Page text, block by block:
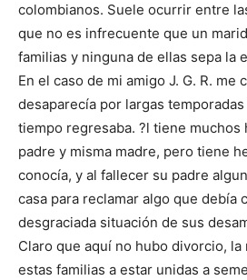
colombianos. Suele ocurrir entre
que no es infrecuente que un
familias y ninguna de ellas sepa la
En el caso de mi amigo J. G. R. me
desaparecía por largas
tiempo regresaba. ?l tiene muchos
padre y misma madre, pero tiene
conocía, y al fallecer su padre
casa para reclamar algo que debía
desgraciada situación de sus
Claro que aquí no hubo divorcio, la
estas familias a estar unidas a